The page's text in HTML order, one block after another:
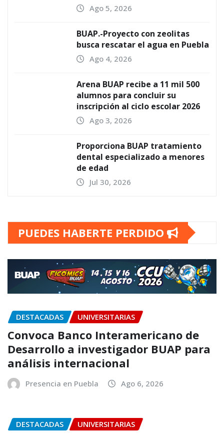
Ago 5, 2026
BUAP.-Proyecto con zeolitas
busca rescatar el agua en Puebla
Ago 4, 2026
Arena BUAP recibe a 11 mil 500
alumnos para concluir su
inscripción al ciclo escolar 2026
Ago 3, 2026
Proporciona BUAP tratamiento
dental especializado a menores
de edad
Jul 30, 2026
PUEDES HABERTE PERDIDO
DESTACADAS UNIVERSITARIAS
Convoca Banco Interamericano de
Desarrollo a investigador BUAP para
análisis internacional
Presencia en Puebla Ago 6, 2026
DESTACADAS UNIVERSITARIAS